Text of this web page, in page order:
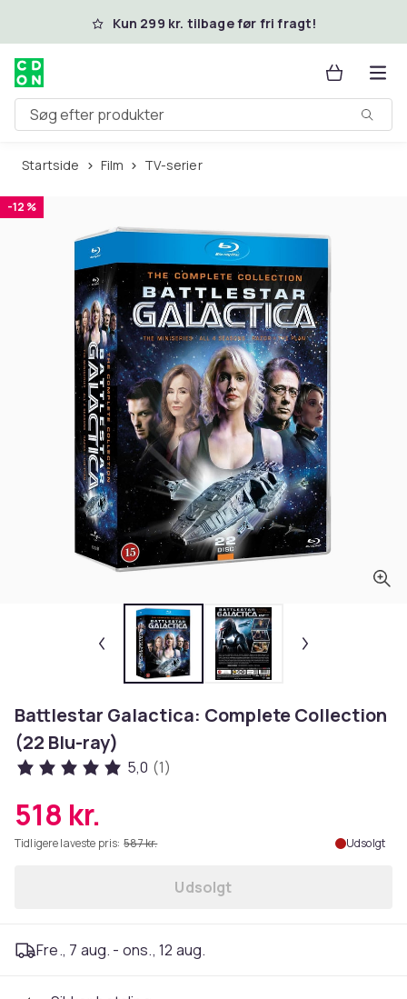
Spring til hovedindhold
Kun 299 kr. tilbage før fri fragt!
Søg efter produkter
Startside Film TV-serier
-12 %
Battlestar Galactica: Complete Collection
(22 Blu-ray)
5,0 (1)
518 kr.
Tidligere laveste pris: 587 kr. Udsolgt
Udsolgt
Fre., 7 aug. - ons., 12 aug.